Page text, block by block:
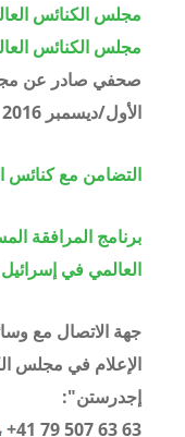
مجلس الكنائس
مجلس الكنائس
الأول/ديسمبر 2016
التضامن مع كنائس
برنامج المرافقة
العالمي في
جهة الاتصال مع
الإعلام في مجلس
إجدرستن":
+41 79 507 63 63